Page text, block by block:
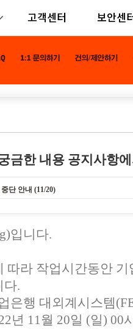
고객센터 보안센
금한 내용 공지사항
단 안내 (11/20)
입니다.
따라 작업시간동안
다.
은행 대외계시스템
년 11월 20일 (일) 00